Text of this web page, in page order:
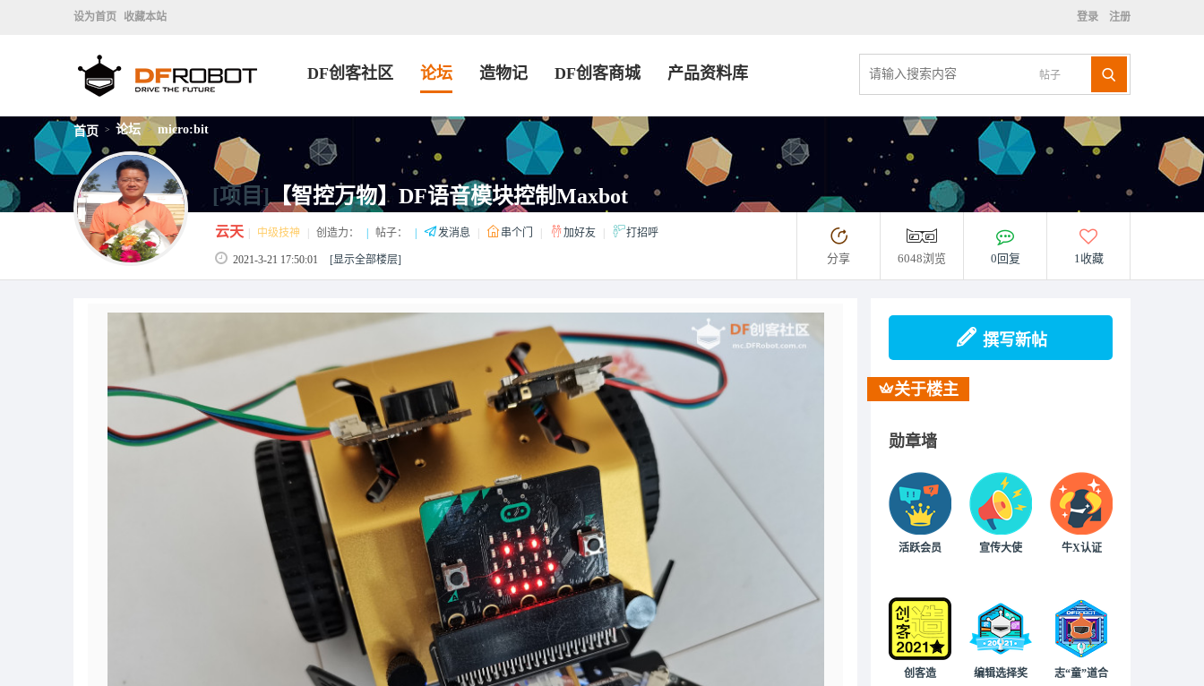
设为首页 收藏本站 登录 注册
帖子
DF创客社区 论坛 造物记 DF创客商城 产品资料库
首页 > 论坛 > micro:bit
[项目]【智控万物】DF语音模块控制Maxbot
云天 中级技神 创造力： 帖子： 发消息 串个门 加好友 打招呼
2021-3-21 17:50:01 [显示全部楼层] 分享 6048浏览 0回复 1收藏
撰写新帖
关于楼主
勋章墙
活跃会员 宣传大使 牛X认证
创客造 编辑选择奖 志“童”道合